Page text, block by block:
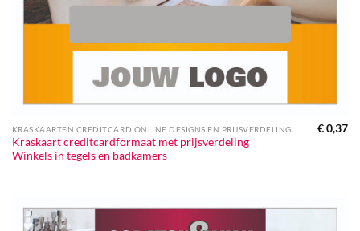
KRASKAARTEN CREDITCARD ONLINE DESIGNS EN PRIJSVERDELING
Kraskaart creditcardformaat met prijsverdeling
Winkels in tegels en badkamers
€0,37